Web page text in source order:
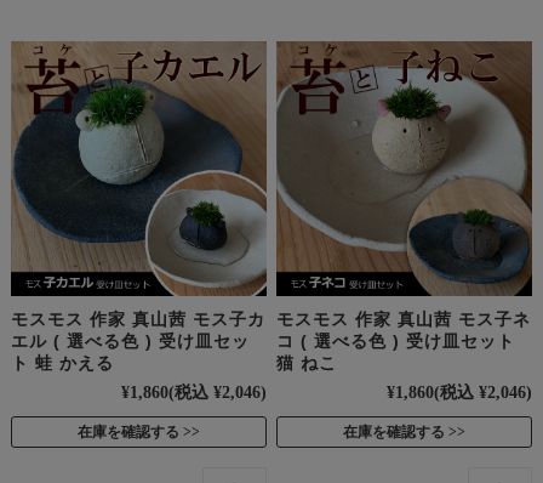
モスモス 作家 真山茜 モス子カ
エル ( 選べる色 ) 受け皿セッ
ト 蛙 かえる
¥1,860(税込 ¥2,046)
在庫を確認する
モスモス 作家 真山茜 モス子ネ
コ ( 選べる色 ) 受け皿セット
猫 ねこ
¥1,860(税込 ¥2,046)
在庫を確認する